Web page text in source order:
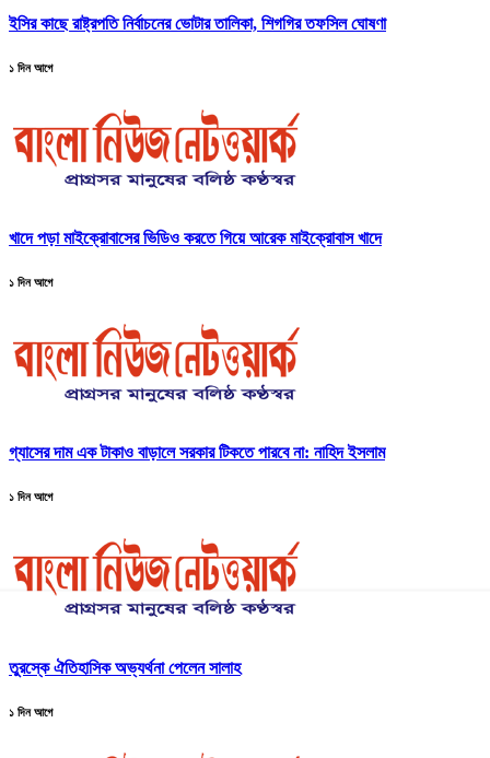
ইসির কাছে রাষ্ট্রপতি নির্বাচনের ভোটার তালিকা, শিগগির তফসিল ঘোষণা
১ দিন আগে
খাদে পড়া মাইক্রোবাসের ভিডিও করতে গিয়ে আরেক মাইক্রোবাস খাদে
১ দিন আগে
গ্যাসের দাম এক টাকাও বাড়ালে সরকার টিকতে পারবে না: নাহিদ ইসলাম
১ দিন আগে
তুরস্কে ঐতিহাসিক অভ্যর্থনা পেলেন সালাহ
১ দিন আগে